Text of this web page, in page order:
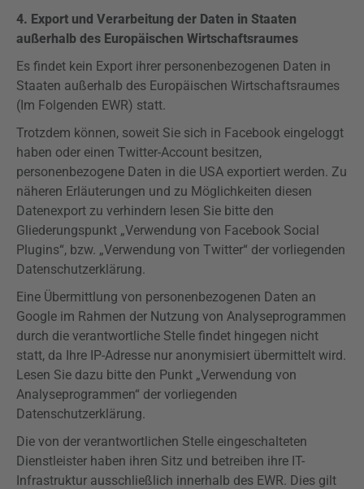
4. Export und Verarbeitung der Daten in Staaten
außerhalb des Europäischen Wirtschaftsraumes
Es findet kein Export ihrer personenbezogenen Daten in
Staaten außerhalb des Europäischen Wirtschaftsraumes
(Im Folgenden EWR) statt.
Trotzdem können, soweit Sie sich in Facebook eingeloggt
haben oder einen Twitter-Account besitzen,
personenbezogene Daten in die USA exportiert werden. Zu
näheren Erläuterungen und zu Möglichkeiten diesen
Datenexport zu verhindern lesen Sie bitte den
Gliederungspunkt „Verwendung von Facebook Social
Plugins“, bzw. „Verwendung von Twitter“ der vorliegenden
Datenschutzerklärung.
Eine Übermittlung von personenbezogenen Daten an
Google im Rahmen der Nutzung von Analyseprogrammen
durch die verantwortliche Stelle findet hingegen nicht
statt, da Ihre IP-Adresse nur anonymisiert übermittelt wird.
Lesen Sie dazu bitte den Punkt „Verwendung von
Analyseprogrammen“ der vorliegenden
Datenschutzerklärung.
Die von der verantwortlichen Stelle eingeschalteten
Dienstleister haben ihren Sitz und betreiben ihre IT-
Infrastruktur ausschließlich innerhalb des EWR. Dies gilt